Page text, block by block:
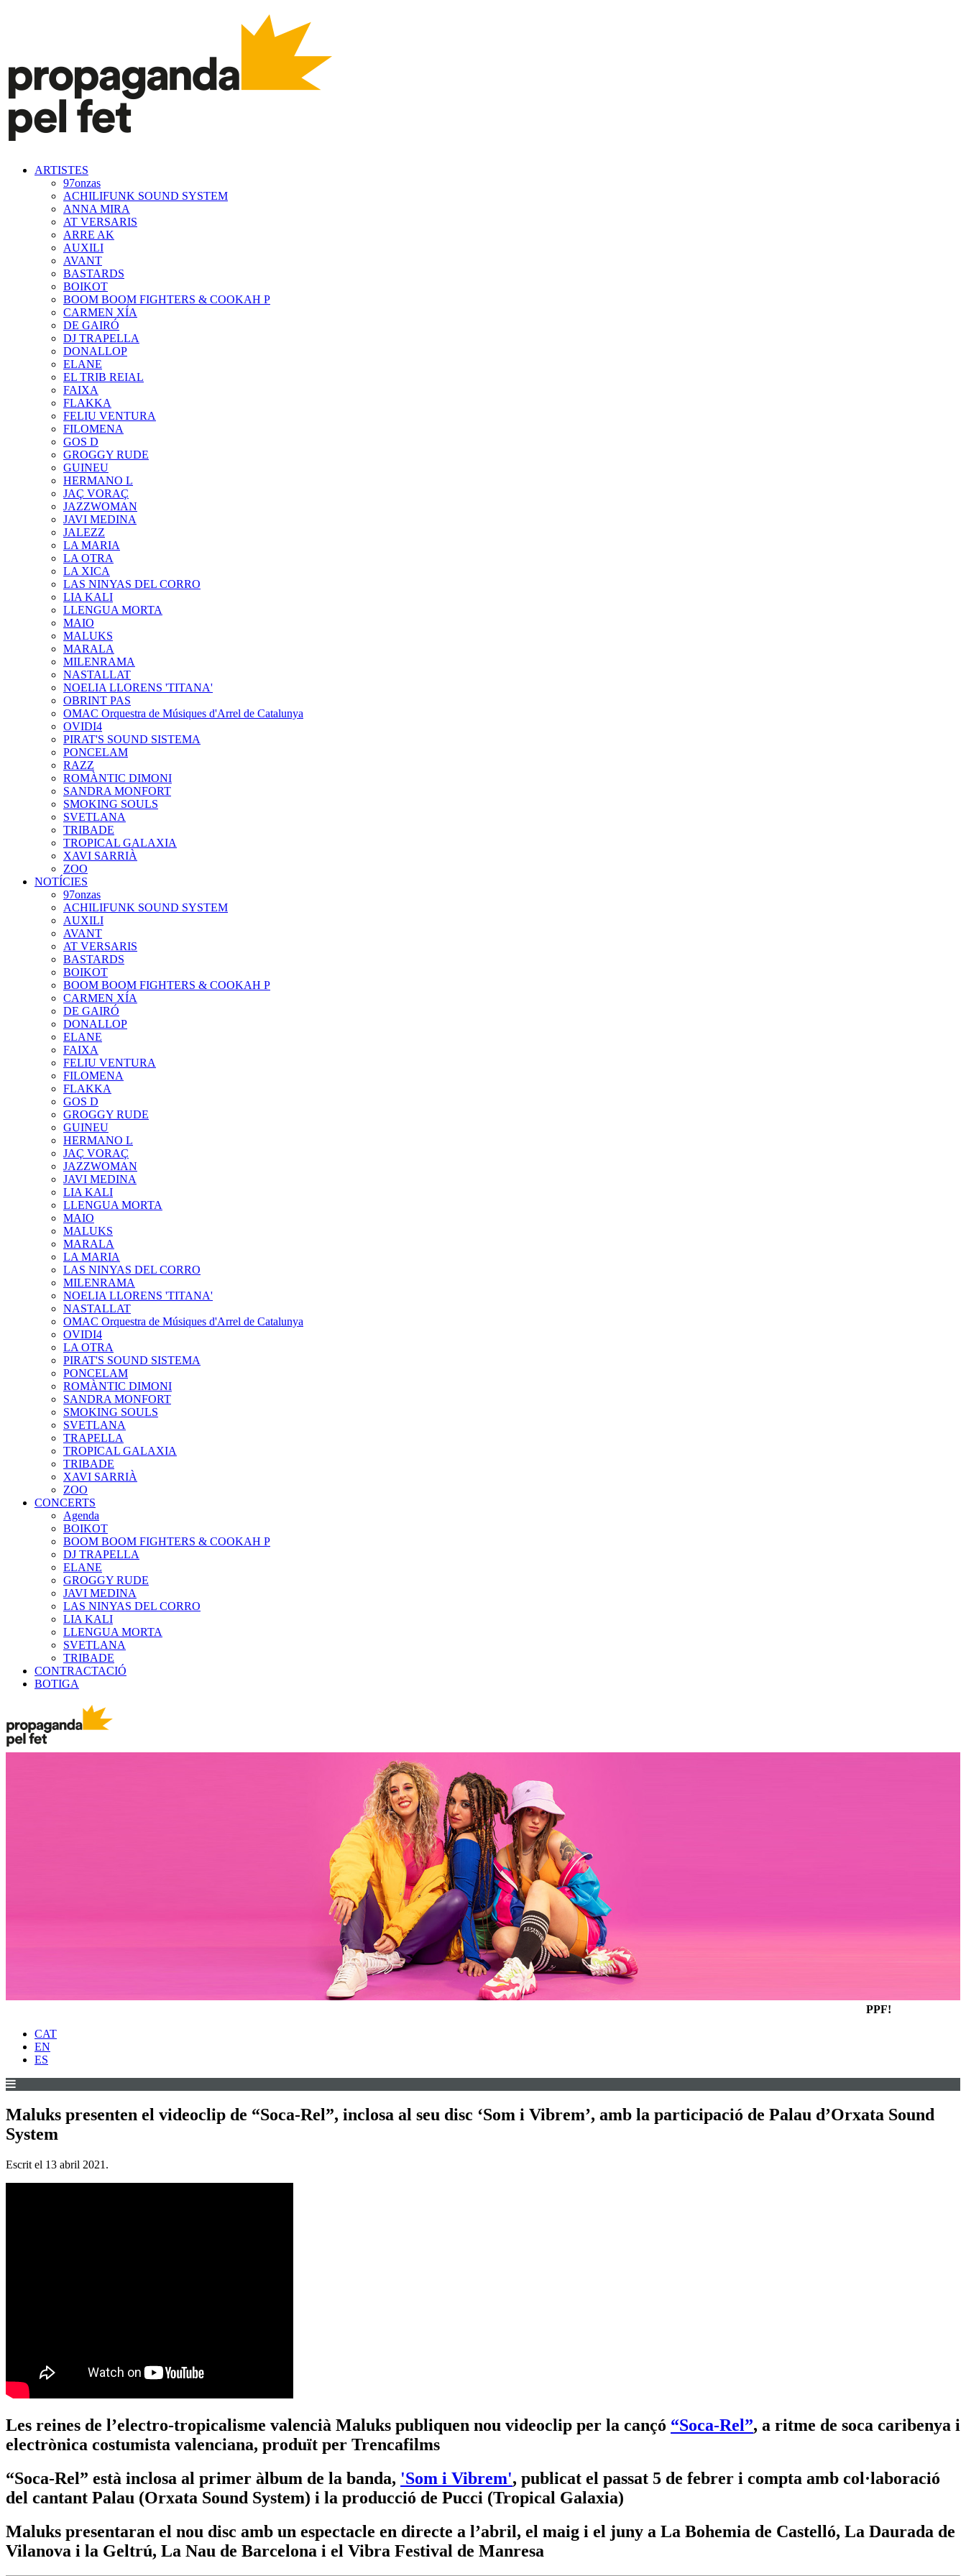
ARTISTES
97onzas
ACHILIFUNK SOUND SYSTEM
ANNA MIRA
AT VERSARIS
ARRE AK
AUXILI
AVANT
BASTARDS
BOIKOT
BOOM BOOM FIGHTERS & COOKAH P
CARMEN XÍA
DE GAIRÓ
DJ TRAPELLA
DONALLOP
ELANE
EL TRIB REIAL
FAIXA
FLAKKA
FELIU VENTURA
FILOMENA
GOS D
GROGGY RUDE
GUINEU
HERMANO L
JAÇ VORAÇ
JAZZWOMAN
JAVI MEDINA
JALEZZ
LA MARIA
LA OTRA
LA XICA
LAS NINYAS DEL CORRO
LIA KALI
LLENGUA MORTA
MAIO
MALUKS
MARALA
MILENRAMA
NASTALLAT
NOELIA LLORENS 'TITANA'
OBRINT PAS
OMAC Orquestra de Músiques d'Arrel de Catalunya
OVIDI4
PIRAT'S SOUND SISTEMA
PONCELAM
RAZZ
ROMÀNTIC DIMONI
SANDRA MONFORT
SMOKING SOULS
SVETLANA
TRIBADE
TROPICAL GALAXIA
XAVI SARRIÀ
ZOO
NOTÍCIES
97onzas
ACHILIFUNK SOUND SYSTEM
AUXILI
AVANT
AT VERSARIS
BASTARDS
BOIKOT
BOOM BOOM FIGHTERS & COOKAH P
CARMEN XÍA
DE GAIRÓ
DONALLOP
ELANE
FAIXA
FELIU VENTURA
FILOMENA
FLAKKA
GOS D
GROGGY RUDE
GUINEU
HERMANO L
JAÇ VORAÇ
JAZZWOMAN
JAVI MEDINA
LIA KALI
LLENGUA MORTA
MAIO
MALUKS
MARALA
LA MARIA
LAS NINYAS DEL CORRO
MILENRAMA
NOELIA LLORENS 'TITANA'
NASTALLAT
OMAC Orquestra de Músiques d'Arrel de Catalunya
OVIDI4
LA OTRA
PIRAT'S SOUND SISTEMA
PONCELAM
ROMÀNTIC DIMONI
SANDRA MONFORT
SMOKING SOULS
SVETLANA
TRAPELLA
TROPICAL GALAXIA
TRIBADE
XAVI SARRIÀ
ZOO
CONCERTS
Agenda
BOIKOT
BOOM BOOM FIGHTERS & COOKAH P
DJ TRAPELLA
ELANE
GROGGY RUDE
JAVI MEDINA
LAS NINYAS DEL CORRO
LIA KALI
LLENGUA MORTA
SVETLANA
TRIBADE
CONTRACTACIÓ
BOTIGA
PPF!
CAT
EN
ES
Maluks presenten el videoclip de “Soca-Rel”, inclosa al seu disc ‘Som i Vibrem’, amb la participació de Palau d’Orxata Sound
System
Escrit el 13 abril 2021 .
Les reines de l’electro-tropicalisme valencià Maluks publiquen nou videoclip per la cançó “Soca-Rel”, a ritme de soca caribenya i
electrònica costumista valenciana, produït per Trencafilms
“Soca-Rel” està inclosa al primer àlbum de la banda, 'Som i Vibrem', publicat el passat 5 de febrer i compta amb col·laboració
del cantant Palau (Orxata Sound System) i la producció de Pucci (Tropical Galaxia)
Maluks presentaran el nou disc amb un espectacle en directe a l’abril, el maig i el juny a La Bohemia de Castelló, La Daurada de
Vilanova i la Geltrú, La Nau de Barcelona i el Vibra Festival de Manresa